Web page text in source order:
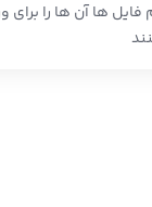
ها آن ها را برای